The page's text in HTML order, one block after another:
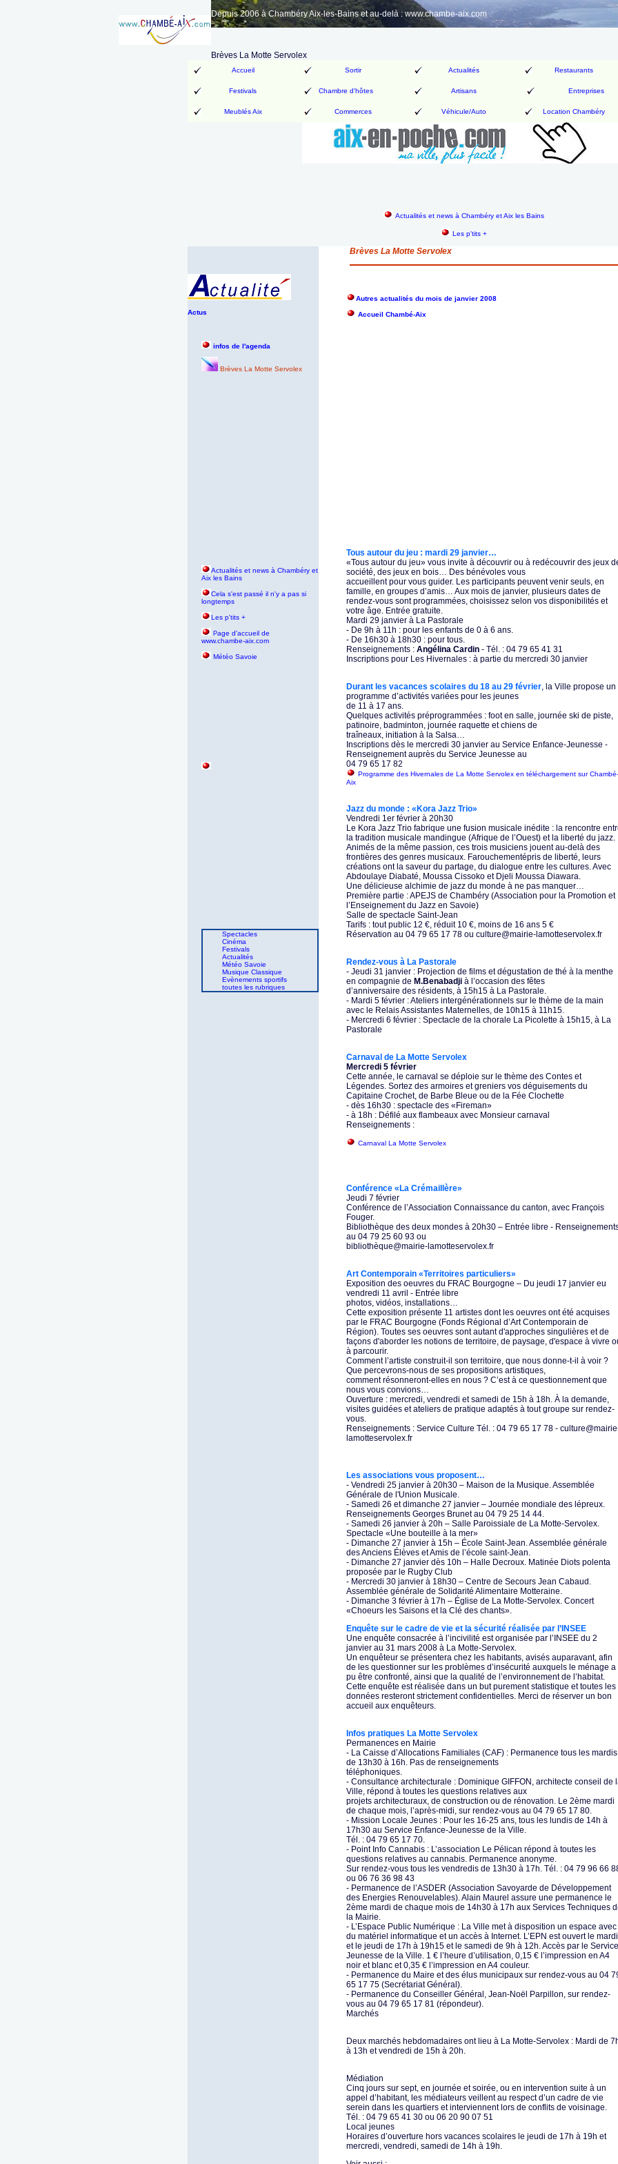
Depuis 2006 à Chambéry Aix-les-Bains et au-delà : www.chambe-aix.com
Brèves La Motte Servolex
Accueil Sortir Actualités Restaurants
Festivals Chambre d'hôtes Artisans Entreprises
Meublés Aix Commerces Véhicule/Auto Location Chambéry
Actualités et news à Chambéry et Aix les Bains
Les p'tits +
Brèves La Motte Servolex
Actus
Autres actualités du mois de janvier 2008
Accueil Chambé-Aix
infos de l'agenda
Brèves La Motte Servolex
Actualités et news à Chambéry et
Aix les Bains
Cela s'est passé il n'y a pas si
longtemps
Les p'tits +
Page d'accueil de
www.chambe-aix.com
Météo Savoie
Spectacles
Cinéma
Festivals
Actualités
Météo Savoie
Musique Classique
Evènements sportifs
toutes les rubriques
Tous autour du jeu : mardi 29 janvier…
«Tous autour du jeu» vous invite à découvrir ou à redécouvrir des jeux
société, des jeux en bois… Des bénévoles vous
accueillent pour vous guider. Les participants peuvent venir seuls, en
famille, en groupes d’amis… Aux mois de janvier, plusieurs dates de
rendez-vous sont programmées, choisissez selon vos disponibilités et
votre âge. Entrée gratuite.
Mardi 29 janvier à La Pastorale
- De 9h à 11h : pour les enfants de 0 à 6 ans.
- De 16h30 à 18h30 : pour tous.
Renseignements : Angélina Cardin - Tél. : 04 79 65 41 31
Inscriptions pour Les Hivernales : à partie du mercredi 30 janvier
Durant les vacances scolaires du 18 au 29 février, la Ville propose un
programme d’activités variées pour les jeunes
de 11 à 17 ans.
Quelques activités préprogrammées : foot en salle, journée ski de piste,
patinoire, badminton, journée raquette et chiens de
traîneaux, initiation à la Salsa…
Inscriptions dès le mercredi 30 janvier au Service Enfance-Jeunesse -
Renseignement auprès du Service Jeunesse au
04 79 65 17 82
Programme des Hivernales de La Motte Servolex en téléchargement sur Chambé-
Aix
Jazz du monde : «Kora Jazz Trio»
Vendredi 1er février à 20h30
Le Kora Jazz Trio fabrique une fusion musicale inédite : la rencontre
la tradition musicale mandingue (Afrique de l’Ouest) et la liberté du jazz.
Animés de la même passion, ces trois musiciens jouent au-delà des
frontières des genres musicaux. Farouchementépris de liberté, leurs
créations ont la saveur du partage, du dialogue entre les cultures. Avec
Abdoulaye Diabaté, Moussa Cissoko et Djeli Moussa Diawara.
Une délicieuse alchimie de jazz du monde à ne pas manquer…
Première partie : APEJS de Chambéry (Association pour la Promotion et
l’Enseignement du Jazz en Savoie)
Salle de spectacle Saint-Jean
Tarifs : tout public 12 €, réduit 10 €, moins de 16 ans 5 €
Réservation au 04 79 65 17 78 ou culture@mairie-lamotteservolex.fr
Rendez-vous à La Pastorale
- Jeudi 31 janvier : Projection de films et dégustation de thé à la menthe
en compagnie de M.Benabadji à l’occasion des fêtes
d’anniversaire des résidents, à 15h15 à La Pastorale.
- Mardi 5 février : Ateliers intergénérationnels sur le thème de la main
avec le Relais Assistantes Maternelles, de 10h15 à 11h15.
- Mercredi 6 février : Spectacle de la chorale La Picolette à 15h15, à La
Pastorale
Carnaval de La Motte Servolex
Mercredi 5 février
Cette année, le carnaval se déploie sur le thème des Contes et
Légendes. Sortez des armoires et greniers vos déguisements du
Capitaine Crochet, de Barbe Bleue ou de la Fée Clochette
- dès 16h30 : spectacle des «Fireman»
- à 18h : Défilé aux flambeaux avec Monsieur carnaval
Renseignements :
Carnaval La Motte Servolex
Conférence «La Crémaillère»
Jeudi 7 février
Conférence de l’Association Connaissance du canton, avec François
Fouger.
Bibliothèque des deux mondes à 20h30 – Entrée libre -
au 04 79 25 60 93 ou
bibliothèque@mairie-lamotteservolex.fr
Art Contemporain «Territoires particuliers»
Exposition des oeuvres du FRAC Bourgogne – Du jeudi 17 janvier eu
vendredi 11 avril - Entrée libre
photos, vidéos, installations…
Cette exposition présente 11 artistes dont les oeuvres ont été acquises
par le FRAC Bourgogne (Fonds Régional d’Art Contemporain de
Région). Toutes ses oeuvres sont autant d'approches singulières et de
façons d'aborder les notions de territoire, de paysage, d'espace à vivre
à parcourir.
Comment l’artiste construit-il son territoire, que nous donne-t-il à voir ?
Que percevrons-nous de ses propositions artistiques,
comment résonneront-elles en nous ? C’est à ce questionnement que
nous vous convions…
Ouverture : mercredi, vendredi et samedi de 15h à 18h. À la demande,
visites guidées et ateliers de pratique adaptés à tout groupe sur rendez-
vous.
Renseignements : Service Culture Tél. : 04 79 65 17 78 -
lamotteservolex.fr
Les associations vous proposent…
- Vendredi 25 janvier à 20h30 – Maison de la Musique. Assemblée
Générale de l'Union Musicale.
- Samedi 26 et dimanche 27 janvier – Journée mondiale des lépreux.
Renseignements Georges Brunet au 04 79 25 14 44.
- Samedi 26 janvier à 20h – Salle Paroissiale de La Motte-Servolex.
Spectacle «Une bouteille à la mer»
- Dimanche 27 janvier à 15h – École Saint-Jean. Assemblée générale
des Anciens Élèves et Amis de l’école saint-Jean.
- Dimanche 27 janvier dès 10h – Halle Decroux. Matinée Diots polenta
proposée par le Rugby Club
- Mercredi 30 janvier à 18h30 – Centre de Secours Jean Cabaud.
Assemblée générale de Solidarité Alimentaire Motteraine.
- Dimanche 3 février à 17h – Église de La Motte-Servolex. Concert
«Choeurs les Saisons et la Clé des chants».
Enquête sur le cadre de vie et la sécurité réalisée par l’INSEE
Une enquête consacrée à l’incivilité est organisée par l’INSEE du 2
janvier au 31 mars 2008 à La Motte-Servolex.
Un enquêteur se présentera chez les habitants, avisés auparavant, afin
de les questionner sur les problèmes d’insécurité auxquels le ménage a
pu être confronté, ainsi que la qualité de l’environnement de l’habitat.
Cette enquête est réalisée dans un but purement statistique et toutes les
données resteront strictement confidentielles. Merci de réserver un bon
accueil aux enquêteurs.
Infos pratiques La Motte Servolex
Permanences en Mairie
- La Caisse d’Allocations Familiales (CAF) : Permanence tous les mardis
de 13h30 à 16h. Pas de renseignements
téléphoniques.
- Consultance architecturale : Dominique GIFFON, architecte conseil de
Ville, répond à toutes les questions relatives aux
projets architecturaux, de construction ou de rénovation. Le 2ème mardi
de chaque mois, l’après-midi, sur rendez-vous au 04 79 65 17 80.
- Mission Locale Jeunes : Pour les 16-25 ans, tous les lundis de 14h à
17h30 au Service Enfance-Jeunesse de la Ville.
Tél. : 04 79 65 17 70.
- Point Info Cannabis : L’association Le Pélican répond à toutes les
questions relatives au cannabis. Permanence anonyme.
Sur rendez-vous tous les vendredis de 13h30 à 17h. Tél. : 04 79 96 66
ou 06 76 36 98 43
- Permanence de l’ASDER (Association Savoyarde de Développement
des Energies Renouvelables). Alain Maurel assure une permanence le
2ème mardi de chaque mois de 14h30 à 17h aux Services Techniques
la Mairie.
- L’Espace Public Numérique : La Ville met à disposition un espace avec
du matériel informatique et un accès à Internet. L’EPN est ouvert le mardi
et le jeudi de 17h à 19h15 et le samedi de 9h à 12h. Accès par le Service
Jeunesse de la Ville. 1 € l’heure d’utilisation, 0,15 € l’impression en A4
noir et blanc et 0,35 € l’impression en A4 couleur.
- Permanence du Maire et des élus municipaux sur rendez-vous au 04
65 17 75 (Secrétariat Général).
- Permanence du Conseiller Général, Jean-Noël Parpillon, sur rendez-
vous au 04 79 65 17 81 (répondeur).
Marchés
Deux marchés hebdomadaires ont lieu à La Motte-Servolex : Mardi de
à 13h et vendredi de 15h à 20h.
Médiation
Cinq jours sur sept, en journée et soirée, ou en intervention suite à un
appel d’habitant, les médiateurs veillent au respect d’un cadre de vie
serein dans les quartiers et interviennent lors de conflits de voisinage.
Tél. : 04 79 65 41 30 ou 06 20 90 07 51
Local jeunes
Horaires d’ouverture hors vacances scolaires le jeudi de 17h à 19h et
mercredi, vendredi, samedi de 14h à 19h.